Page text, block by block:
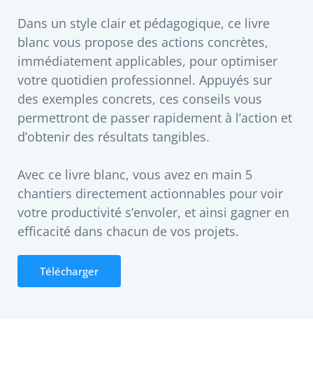
Dans un style clair et pédagogique, ce livre
blanc vous propose des actions concrètes,
immédiatement applicables, pour optimiser
votre quotidien professionnel. Appuyés sur
des exemples concrets, ces conseils vous
permettront de passer rapidement à l’action et
d’obtenir des résultats tangibles.
Avec ce livre blanc, vous avez en main 5
chantiers directement actionnables pour voir
votre productivité s’envoler, et ainsi gagner en
efficacité dans chacun de vos projets.
Télécharger